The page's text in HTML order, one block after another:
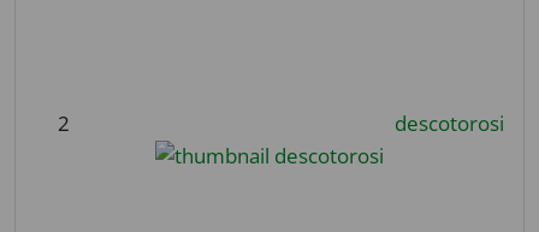
2 descotorosi